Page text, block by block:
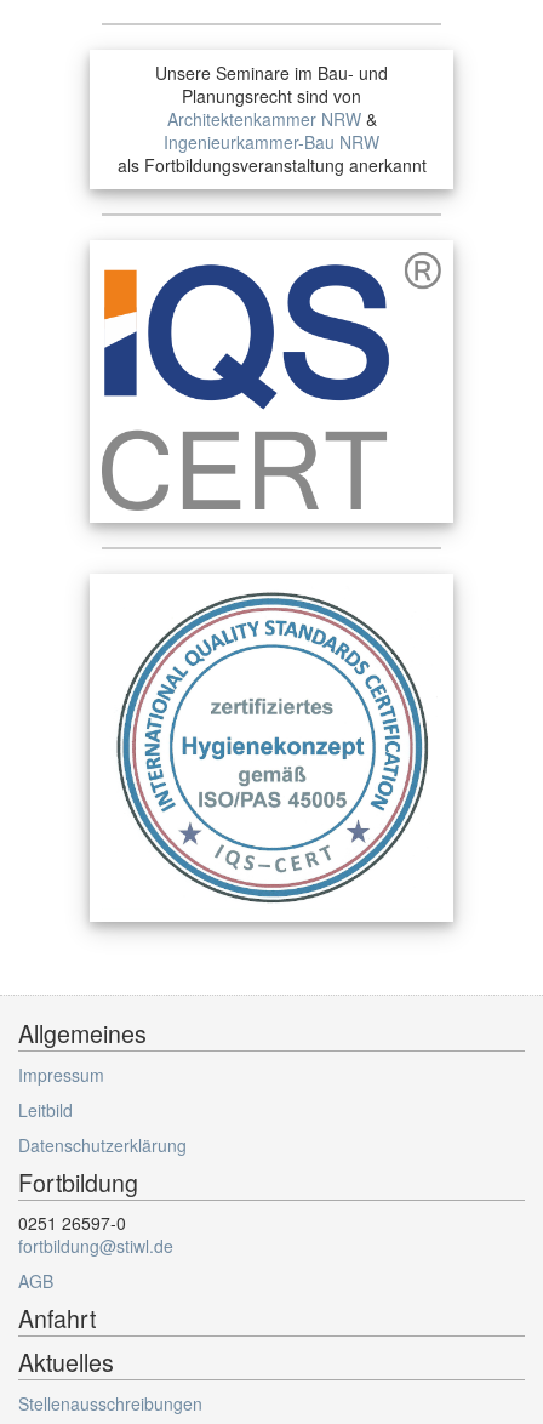
Unsere Seminare im Bau- und
Planungsrecht sind von
Architektenkammer NRW&
Ingenieurkammer-Bau NRW
als Fortbildungsveranstaltung anerkannt
Allgemeines
Impressum
Leitbild
Datenschutzerklärung
Fortbildung
0251 26597-0
fortbildung@stiwl.de
AGB
Anfahrt
Aktuelles
Stellenausschreibungen